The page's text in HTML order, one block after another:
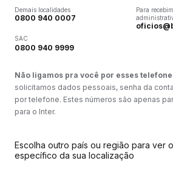
Demais localidades
0800 940 0007
SAC
0800 940 9999
Para
Não ligamos pra você por esses
solicitamos dados pessoais, senha da
por telefone. Estes números são apenas
para o Inter.
Escolha outro país ou região para ver
específico da sua localização